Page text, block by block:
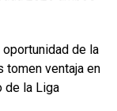
de la
tomen ventaja en
de la Liga